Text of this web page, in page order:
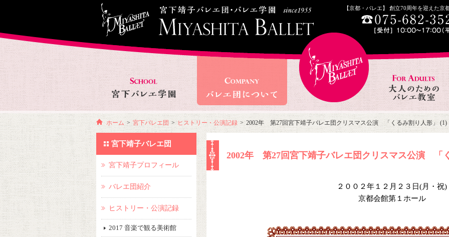
【京都・バレエ】 創立70周年を迎えた
ホーム > 宮下バレエ団 > ヒストリー・公演記録 > 2002年 第27回宮下靖子バレエ団クリスマス公演 「くるみ割り人形」 (1)
2002年 第27回宮下靖子バレエ団クリスマス公演 「
２００２年１２月２３日(月・祝)
京都会館第１ホール
宮下靖子バレエ団
宮下靖子プロフィール
バレエ団紹介
ヒストリー・公演記録
2017 音楽で観る美術館